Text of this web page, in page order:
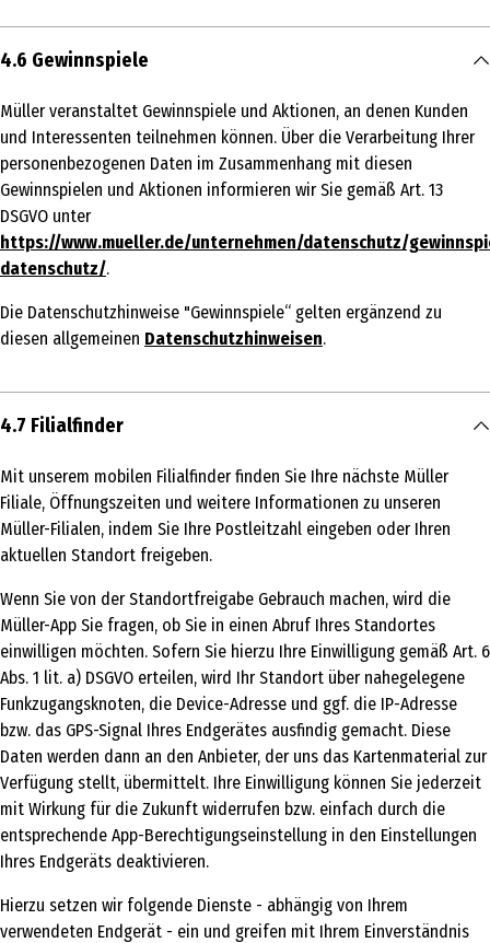
4.6 Gewinnspiele
Müller veranstaltet Gewinnspiele und Aktionen, an denen Kunden
und Interessenten teilnehmen können. Über die Verarbeitung Ihrer
personenbezogenen Daten im Zusammenhang mit diesen
Gewinnspielen und Aktionen informieren wir Sie gemäß Art. 13
DSGVO unter
https://www.mueller.de/unternehmen/datenschutz/
datenschutz/.
Die Datenschutzhinweise "Gewinnspiele“ gelten ergänzend zu
diesen allgemeinen Datenschutzhinweisen.
4.7 Filialfinder
Mit unserem mobilen Filialfinder finden Sie Ihre nächste Müller
Filiale, Öffnungszeiten und weitere Informationen zu unseren
Müller-Filialen, indem Sie Ihre Postleitzahl eingeben oder Ihren
aktuellen Standort freigeben.
Wenn Sie von der Standortfreigabe Gebrauch machen, wird die
Müller-App Sie fragen, ob Sie in einen Abruf Ihres Standortes
einwilligen möchten. Sofern Sie hierzu Ihre Einwilligung gemäß Art. 6
Abs. 1 lit. a) DSGVO erteilen, wird Ihr Standort über nahegelegene
Funkzugangsknoten, die Device-Adresse und ggf. die IP-Adresse
bzw. das GPS-Signal Ihres Endgerätes ausfindig gemacht. Diese
Daten werden dann an den Anbieter, der uns das Kartenmaterial zur
Verfügung stellt, übermittelt. Ihre Einwilligung können Sie jederzeit
mit Wirkung für die Zukunft widerrufen bzw. einfach durch die
entsprechende App-Berechtigungseinstellung in den Einstellungen
Ihres Endgeräts deaktivieren.
Hierzu setzen wir folgende Dienste - abhängig von Ihrem
verwendeten Endgerät - ein und greifen mit Ihrem Einverständnis